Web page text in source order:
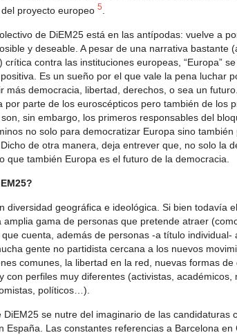
proyecto europeo 5
de DiEM25 está en las antípodas: vuelve a
y deseable. A pesar de una narrativa bastante
crítica contra las instituciones europeas , “Europa”
Es un sueño por el que vale la pena luchar
más democracia, libertad, derechos, o sea un
por parte de los euroscépticos pero también de los
sin embargo, los primeros responsables del
no solo para democratizar Europa sino también
de otra manera, deja entrever que, no solo la
que también Europa es el futuro de la democracia.
diversidad geográfica e ideológica. Si bien todavía
gama de personas que pretende atraer
cuenta, además de personas -a título individual-
gente no partidista cercana a los nuevos
comunes, la libertad en la red, nuevas formas de
con perfiles muy diferentes (activistas, académicos,
políticos…).
DiEM25 se nutre del imaginario de las candidaturas
España. Las constantes referencias a Barcelona en